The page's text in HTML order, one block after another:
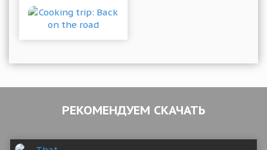
РЕКОМЕНДУЕМ СКАЧАТЬ